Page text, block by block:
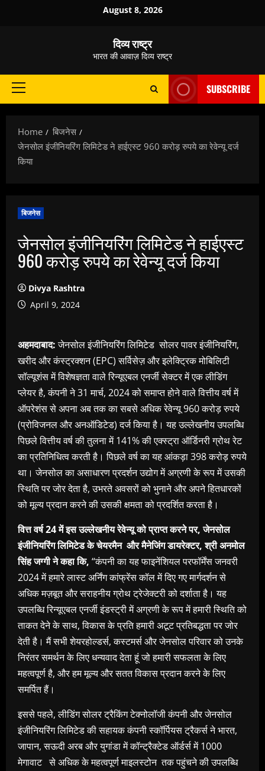
August 8, 2026
दिव्य राष्ट्र
भारत की आवाज़ दिव्य राष्ट्र
Primary
SUBSCRIBE
Home
बिजनेस
जेनसोल इंजीनियरिंग लिमिटेड ने हाईएस्ट 960 करोड़ रुपये का रेवेन्यू दर्ज
किया
बिजनेस
जेनसोल इंजीनियरिंग लिमिटेड ने हाईएस्ट
960 करोड़ रुपये का रेवेन्यू दर्ज किया
Divya Rashtra
April 9, 2024
अहमदाबाद:जेनसोल इंजीनियरिंग लिमिटेड सोलर पावर इंजीनियरिंग,
खरीद और कंस्ट्रक्शन (EPC) सर्विसेज़ और इलेक्ट्रिक मोबिलिटी
सॉल्यूशंस में विशेषज्ञता वाले रिन्यूएबल एनर्जी सेक्टर में एक लीडिंग
प्लेयर है, कंपनी ने 31 मार्च, 2024 को समाप्त होने वाले वित्तीय वर्ष में
ऑपरेशंस से अपना अब तक का सबसे अधिक रेवेन्यू 960 करोड़ रुपये
(प्रोविजनल और अनऑडिटेड) दर्ज किया है। यह उल्लेखनीय उपलब्धि
पिछले वित्तीय वर्ष की तुलना में 141% की एक्स्ट्रा ऑर्डिनरी ग्रोथ रेट
का प्रतिनिधित्व करती है। पिछले वर्ष का यह आंकड़ा 398 करोड़ रुपये
था। जेनसोल का असाधारण प्रदर्शन उद्योग में अग्रणी के रूप में उसकी
स्थिति पर जोर देता है, उभरते अवसरों को भुनाने और अपने हितधारकों
को मूल्य प्रदान करने की उसकी क्षमता को प्रदर्शित करता है।
वित्त वर्ष 24 में इस उल्लेखनीय रेवेन्यू को प्राप्त करने पर, जेनसोल
इंजीनियरिंग लिमिटेड के चेयरमैन और मैनेजिंग डायरेक्टर, श्री अनमोल
सिंह जग्गी ने कहा कि, “कंपनी का यह फाइनेंशियल परफॉर्मेंस जनवरी
2024 में हमारे लास्ट अर्निंग कांफ्रेंस कॉल में दिए गए मार्गदर्शन से
अधिक मज़बूत और सराहनीय ग्रोथ ट्रेजेक्टरी को दर्शाता है। यह
उपलब्धि रिन्यूएबल एनर्जी इंडस्ट्री में अग्रणी के रूप में हमारी स्थिति को
ताकत देने के साथ, विकास के प्रति हमारी अटूट प्रतिबद्धता पर जोर
देती है। मैं सभी शेयरहोल्डर्स, कस्टमर्स और जेनसोल परिवार को उनके
निरंतर समर्थन के लिए धन्यवाद देता हूं जो हमारी सफलता के लिए
महत्वपूर्ण है, और हम मूल्य और सतत विकास प्रदान करने के लिए
समर्पित हैं।
इससे पहले, लीडिंग सोलर ट्रैकिंग टेक्नोलॉजी कंपनी और जेनसोल
इंजीनियरिंग लिमिटेड की सहायक कंपनी स्कॉर्पियस ट्रैकर्स ने भारत,
जापान, सऊदी अरब और युगांडा में कॉन्ट्रैक्टेड ऑर्डर्स में 1000
मेगावाट से अधिक के महत्वपूर्ण माइलस्टोन तक पहुंचने की उपलब्धि